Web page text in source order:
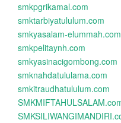
smkpgrikamal.com
smktarbiyatululum.com
smkyasalam-elummah.com
smkpelitaynh.com
smkyasinacigombong.com
smknahdatululama.com
smkitraudhatululum.com